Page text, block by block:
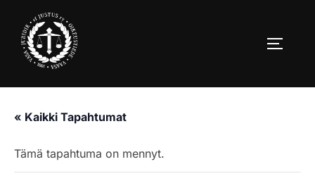
content
« Kaikki Tapahtumat
Tämä tapahtuma on mennyt.